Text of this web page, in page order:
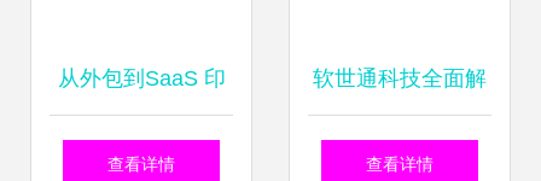
从外包到SaaS 印
度如何再次征服全
查看详情
软世通科技全面解
析 软件外包服务的
查看详情